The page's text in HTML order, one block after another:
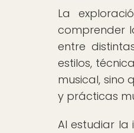
La
comprender
entre
estilos,
musical, sino
y prácticas
Al estudiar la